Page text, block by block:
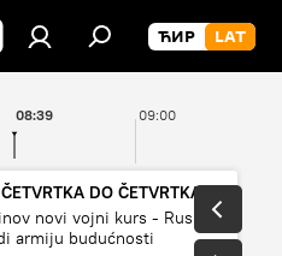
09:00
08:39
DO ČETVRTKA
novi vojni kurs - Rusija
armiju budućnosti